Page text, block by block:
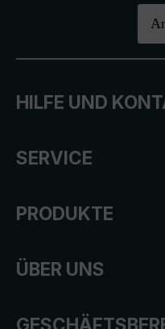
HILFE UND
SERVICE
PRODUKTE
ÜBER UNS